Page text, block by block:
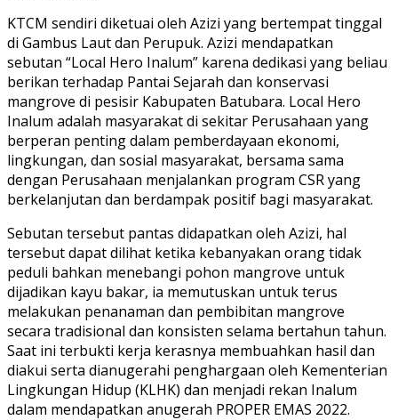
KTCM sendiri diketuai oleh Azizi yang bertempat tinggal
di Gambus Laut dan Perupuk. Azizi mendapatkan
sebutan “Local Hero Inalum” karena dedikasi yang beliau
berikan terhadap Pantai Sejarah dan konservasi
mangrove di pesisir Kabupaten Batubara. Local Hero
Inalum adalah masyarakat di sekitar Perusahaan yang
berperan penting dalam pemberdayaan ekonomi,
lingkungan, dan sosial masyarakat, bersama sama
dengan Perusahaan menjalankan program CSR yang
berkelanjutan dan berdampak positif bagi masyarakat.
Sebutan tersebut pantas didapatkan oleh Azizi, hal
tersebut dapat dilihat ketika kebanyakan orang tidak
peduli bahkan menebangi pohon mangrove untuk
dijadikan kayu bakar, ia memutuskan untuk terus
melakukan penanaman dan pembibitan mangrove
secara tradisional dan konsisten selama bertahun tahun.
Saat ini terbukti kerja kerasnya membuahkan hasil dan
diakui serta dianugerahi penghargaan oleh Kementerian
Lingkungan Hidup (KLHK) dan menjadi rekan Inalum
dalam mendapatkan anugerah PROPER EMAS 2022.